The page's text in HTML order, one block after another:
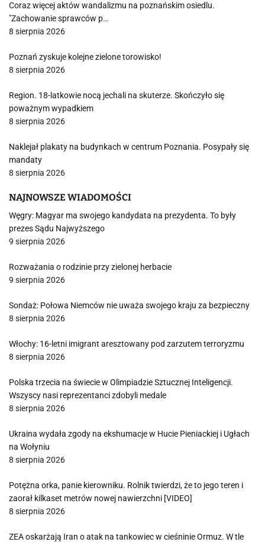
Coraz więcej aktów wandalizmu na poznańskim osiedlu.
"Zachowanie sprawców p…
8 sierpnia 2026
Poznań zyskuje kolejne zielone torowisko!
8 sierpnia 2026
Region. 18-latkowie nocą jechali na skuterze. Skończyło się
poważnym wypadkiem
8 sierpnia 2026
Naklejał plakaty na budynkach w centrum Poznania. Posypały się
mandaty
8 sierpnia 2026
NAJNOWSZE WIADOMOŚCI
Węgry: Magyar ma swojego kandydata na prezydenta. To były
prezes Sądu Najwyższego
9 sierpnia 2026
Rozważania o rodzinie przy zielonej herbacie
9 sierpnia 2026
Sondaż: Połowa Niemców nie uważa swojego kraju za bezpieczny
8 sierpnia 2026
Włochy: 16-letni imigrant aresztowany pod zarzutem terroryzmu
8 sierpnia 2026
Polska trzecia na świecie w Olimpiadzie Sztucznej Inteligencji.
Wszyscy nasi reprezentanci zdobyli medale
8 sierpnia 2026
Ukraina wydała zgody na ekshumacje w Hucie Pieniackiej i Ugłach
na Wołyniu
8 sierpnia 2026
Potężna orka, panie kierowniku. Rolnik twierdzi, że to jego teren i
zaorał kilkaset metrów nowej nawierzchni [VIDEO]
8 sierpnia 2026
ZEA oskarżają Iran o atak na tankowiec w cieśninie Ormuz. W tle